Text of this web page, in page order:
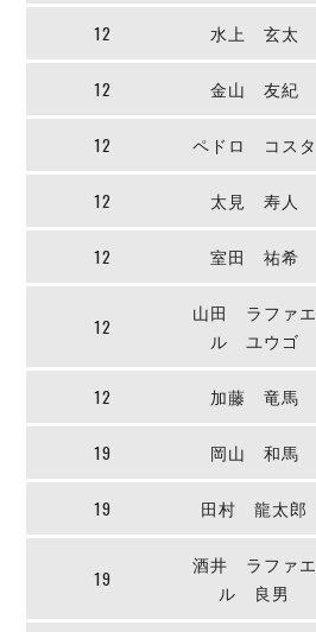
湘南ベルマーレ
名古屋オーシャンズ
ボルクバレット北九州
バサジィ大分
選手の通算記録（Ｆ２）
ヴォスクオーレ仙台
Y．S．C．C．横浜
ヴィンセドール白山
デウソン神戸
ミラクルスマイル新居浜
FOLLOW US!
12 水上 玄太
12 金山 友紀
12 ペドロ コスタ
12 太見 寿人
12 室田 祐希
12
山田 ラファエ
ル ユウゴ
12 加藤 竜馬
19 岡山 和馬
19 田村 龍太郎
19
酒井 ラファエ
ル 良男